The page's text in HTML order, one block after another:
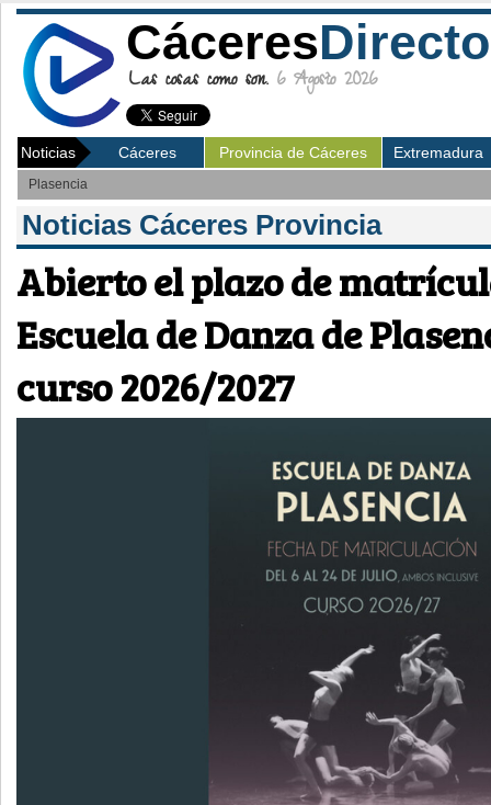
CáceresDirecto
Las cosas como son. 6 Agosto 2026
Noticias Cáceres Provincia de Cáceres Extremadura
Plasencia
Noticias Cáceres Provincia
Abierto el plazo de
Escuela de Danza de
curso 2026/2027